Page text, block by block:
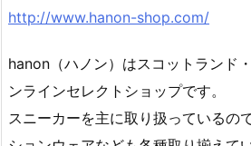
http://www.hanon-shop.com/
hanon（ハノン）はスコットランド
ンラインセレクトショップです。
スニーカーを主に取り扱っているの